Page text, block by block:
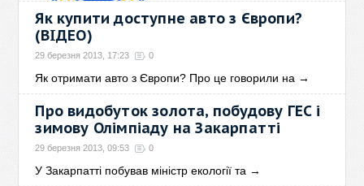
Як купити доступне авто з Європи?
(ВІДЕО)
29 березня 2013, 17:23 0
Як отримати авто з Європи? Про це говорили на →
Про видобуток золота, побудову ГЕС і
зимову Олімпіаду на Закарпатті
29 березня 2013, 09:53 0
У Закарпатті побував міністр екології та →